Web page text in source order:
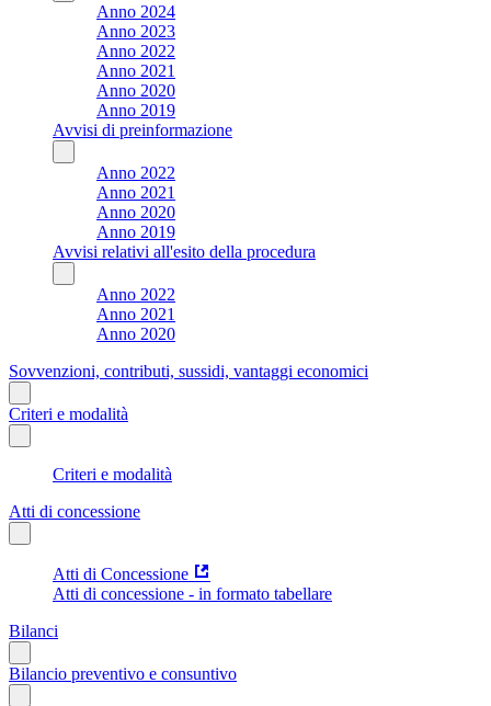
Anno 2024
Anno 2023
Anno 2022
Anno 2021
Anno 2020
Anno 2019
Avvisi di preinformazione
Anno 2022
Anno 2021
Anno 2020
Anno 2019
Avvisi relativi all'esito della procedura
Anno 2022
Anno 2021
Anno 2020
Sovvenzioni, contributi, sussidi, vantaggi economici
Criteri e modalità
Criteri e modalità
Atti di concessione
Atti di Concessione
Atti di concessione - in formato tabellare
Bilanci
Bilancio preventivo e consuntivo